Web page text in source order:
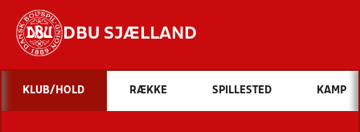
DBU SJÆLLAND
Hvad vil du søge efter?
INDHOLD OG NYHEDER
KLUB/HOLD RÆKKE SPILLESTED KAMP